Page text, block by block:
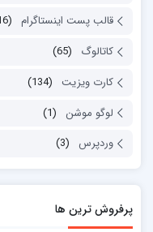
قالب پست اینستاگرام (216)
کاتالوگ
(65)
کارت ویزیت
(134)
لوگو موشن
(1)
وردپرس
(3)
پرفروش ترین ها